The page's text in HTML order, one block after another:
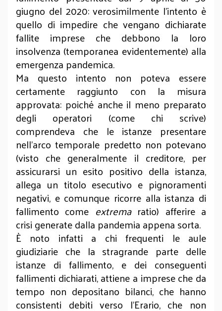
giugno del 2020: verosimilmente l’intento è
quello di impedire che vengano dichiarate
fallite imprese che debbono la loro
insolvenza (temporanea evidentemente) alla
emergenza pandemica.
Ma questo intento non poteva essere
certamente raggiunto con la misura
approvata: poiché anche il meno preparato
degli operatori (come chi scrive)
comprendeva che le istanze presentare
nell’arco temporale predetto non potevano
(visto che generalmente il creditore, per
assicurarsi un esito positivo della istanza,
allega un titolo esecutivo e pignoramenti
negativi, e comunque ricorre alla istanza di
fallimento come extremaratio) afferire a
crisi generate dalla pandemia appena sorta.
È noto infatti a chi frequenti le aule
giudiziarie che la stragrande parte delle
istanze di fallimento, e dei conseguenti
fallimenti dichiarati, attiene a imprese che da
tempo non depositano bilanci, che hanno
consistenti debiti verso l’Erario, che non